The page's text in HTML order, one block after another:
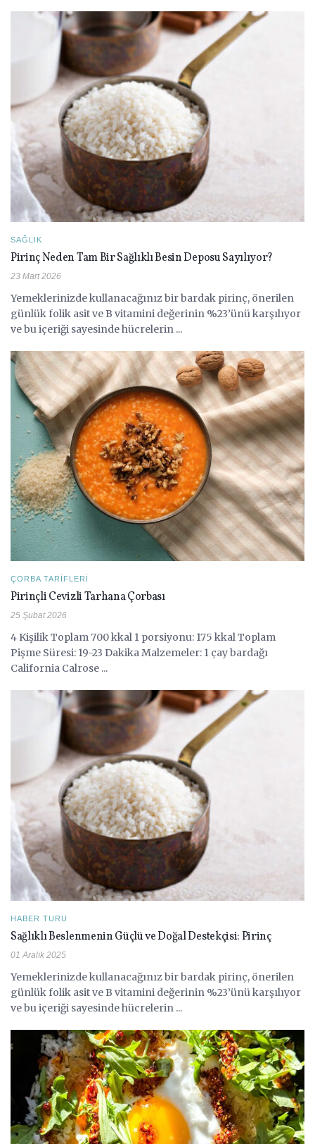
SAĞLIK
Pirinç Neden Tam Bir Sağlıklı Besin Deposu Sayılıyor?
23 Mart 2026
Yemeklerinizde kullanacağınız bir bardak pirinç, önerilen
günlük folik asit ve B vitamini değerinin %23’ünü karşılıyor
ve bu içeriği sayesinde hücrelerin ...
ÇORBA TARIFLERI
Pirinçli Cevizli Tarhana Çorbası
25 Şubat 2026
4 Kişilik Toplam 700 kkal 1 porsiyonu: 175 kkal Toplam
Pişme Süresi: 19-23 Dakika Malzemeler: 1 çay bardağı
California Calrose ...
HABER TURU
Sağlıklı Beslenmenin Güçlü ve Doğal Destekçisi: Pirinç
01 Aralık 2025
Yemeklerinizde kullanacağınız bir bardak pirinç, önerilen
günlük folik asit ve B vitamini değerinin %23’ünü karşılıyor
ve bu içeriği sayesinde hücrelerin ...